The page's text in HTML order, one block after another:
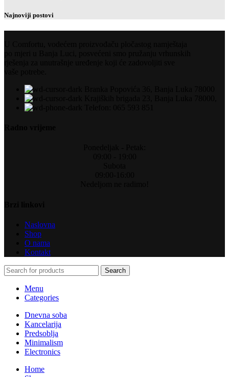
Najnoviji postovi
Naslovna
Shop
O nama
Kontakt
Search
Menu
Categories
Dnevna soba
Kancelarija
Predsoblja
Minimalism
Electronics
Home